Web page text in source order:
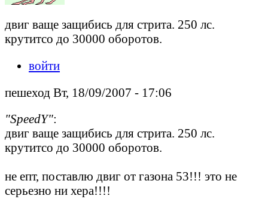
двиг ваще защибись для стрита. 250 лс.
крутитсо до 30000 оборотов.
войти
пешеход Вт, 18/09/2007 - 17:06
"SpeedY":
двиг ваще защибись для стрита. 250 лс.
крутитсо до 30000 оборотов.
не епт, поставлю двиг от газона 53!!! это не
серьезно ни хера!!!!